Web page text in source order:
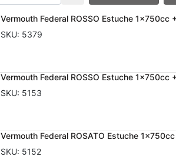
Vermouth Federal ROSSO Estuche 1x750cc
SKU: 5379
Vermouth Federal ROSSO Estuche 1x750cc
SKU: 5153
Vermouth Federal ROSATO Estuche
SKU: 5152